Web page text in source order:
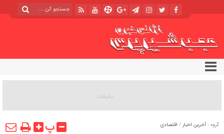
گروه : آخرین اخبار / اقتصادی پ